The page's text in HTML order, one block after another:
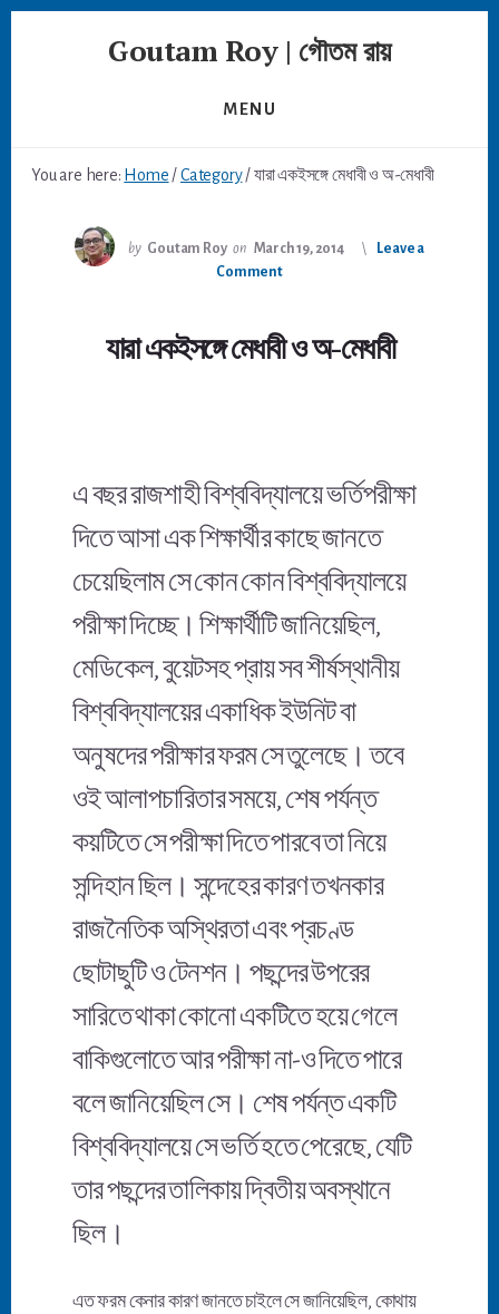
Goutam Roy | গৌতম রায়
MENU
You are here: Home /Category /যারা একইসঙ্গে মেধাবী ও অ-মেধাবী
by Goutam Roy on March 19, 2014
Leave a
Comment
যারা একইসঙ্গে মেধাবী ও অ-মেধাবী
এ বছর রাজশাহী বিশ্ববিদ্যালয়ে ভর্তিপরীক্ষা
দিতে আসা এক শিক্ষার্থীর কাছে জানতে
চেয়েছিলাম সে কোন কোন বিশ্ববিদ্যালয়ে
পরীক্ষা দিচ্ছে। শিক্ষার্থীটি জানিয়েছিল,
মেডিকেল, বুয়েটসহ প্রায় সব শীর্ষস্থানীয়
বিশ্ববিদ্যালয়ের একাধিক ইউনিট বা
অনুষদের পরীক্ষার ফরম সে তুলেছে। তবে
ওই আলাপচারিতার সময়ে, শেষ পর্যন্ত
কয়টিতে সে পরীক্ষা দিতে পারবে তা নিয়ে
সন্দিহান ছিল। সন্দেহের কারণ তখনকার
রাজনৈতিক অস্থিরতা এবং প্রচণ্ড
ছোটাছুটি ও টেনশন। পছন্দের উপরের
সারিতে থাকা কোনো একটিতে হয়ে গেলে
বাকিগুলোতে আর পরীক্ষা না-ও দিতে পারে
বলে জানিয়েছিল সে। শেষ পর্যন্ত একটি
বিশ্ববিদ্যালয়ে সে ভর্তি হতে পেরেছে, যেটি
তার পছন্দের তালিকায় দ্বিতীয় অবস্থানে
ছিল।
এত ফরম কেনার কারণ জানতে চাইলে সে জানিয়েছিল, কোথায়